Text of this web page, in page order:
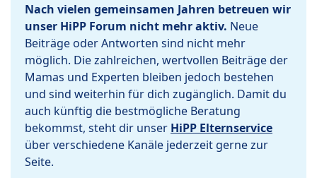
Nach vielen gemeinsamen Jahren betreuen wir
unser HiPP Forum nicht mehr aktiv. Neue
Beiträge oder Antworten sind nicht mehr
möglich. Die zahlreichen, wertvollen Beiträge der
Mamas und Experten bleiben jedoch bestehen
und sind weiterhin für dich zugänglich. Damit du
auch künftig die bestmögliche Beratung
bekommst, steht dir unser HiPP Elternservice
über verschiedene Kanäle jederzeit gerne zur
Seite.